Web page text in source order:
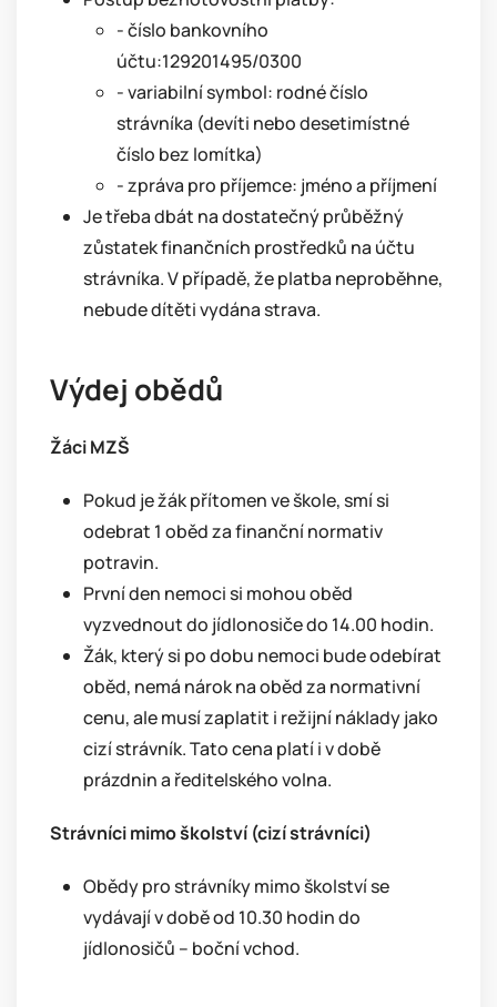
- číslo bankovního
účtu:129201495/0300
- variabilní symbol: rodné číslo
strávníka (devíti nebo desetimístné
číslo bez lomítka)
- zpráva pro příjemce: jméno a příjmení
Je třeba dbát na dostatečný průběžný
zůstatek finančních prostředků na účtu
strávníka. V případě, že platba neproběhne,
nebude dítěti vydána strava.
Výdej obědů
Žáci MZŠ
Pokud je žák přítomen ve škole, smí si
odebrat 1 oběd za finanční normativ
potravin.
První den nemoci si mohou oběd
vyzvednout do jídlonosiče do 14.00 hodin.
Žák, který si po dobu nemoci bude odebírat
oběd, nemá nárok na oběd za normativní
cenu, ale musí zaplatit i režijní náklady jako
cizí strávník. Tato cena platí i v době
prázdnin a ředitelského volna.
Strávníci mimo školství (cizí strávníci)
Obědy pro strávníky mimo školství se
vydávají v době od 10.30 hodin do
jídlonosičů – boční vchod.